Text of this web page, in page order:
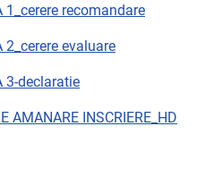
1_cerere recomandare
2_cerere evaluare
3-declaratie
AMANARE INSCRIERE_HD